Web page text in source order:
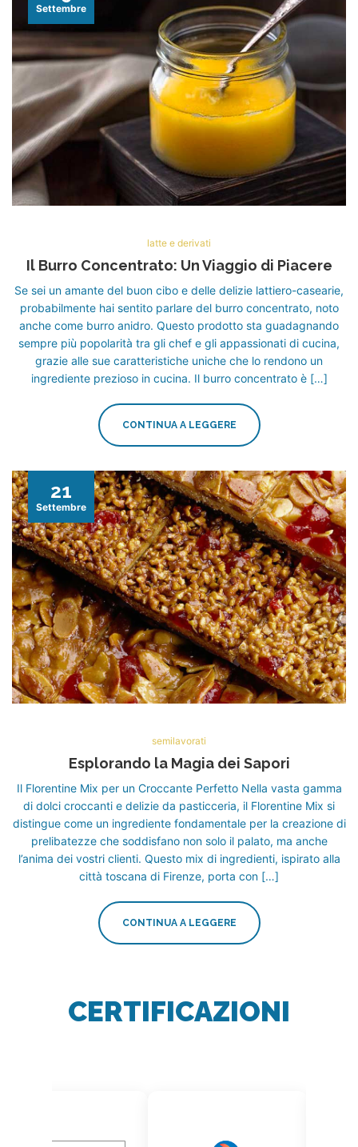
latte e derivati
Il Burro Concentrato: Un Viaggio di Piacere
Se sei un amante del buon cibo e delle delizie lattiero-casearie,
probabilmente hai sentito parlare del burro concentrato, noto
anche come burro anidro. Questo prodotto sta guadagnando
sempre più popolarità tra gli chef e gli appassionati di cucina,
grazie alle sue caratteristiche uniche che lo rendono un
ingrediente prezioso in cucina. Il burro concentrato è […]
CONTINUA A LEGGERE
Settembre
semilavorati
Esplorando la Magia dei Sapori
Il Florentine Mix per un Croccante Perfetto Nella vasta gamma
di dolci croccanti e delizie da pasticceria, il Florentine Mix si
distingue come un ingrediente fondamentale per la creazione di
prelibatezze che soddisfano non solo il palato, ma anche
l’anima dei vostri clienti. Questo mix di ingredienti, ispirato alla
città toscana di Firenze, porta con […]
CONTINUA A LEGGERE
21
Settembre
CERTIFICAZIONI